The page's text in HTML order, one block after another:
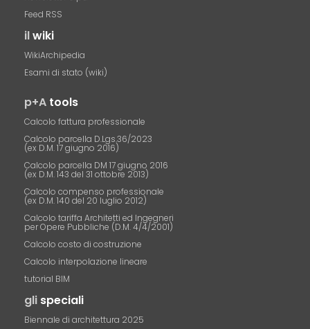
Feed RSS
ilwiki
WikiArchipedia
Esami di stato (wiki)
p+A tools
Calcolo fattura professionale
Calcolo parcella D.Lgs.36/2023
(ex D.M. 17 giugno 2016)
Calcolo parcella DM 17 giugno 2016
(ex D.M. 143 del 31 ottobre 2013)
Calcolo compenso professionale
(ex D.M. 140 del 20 luglio 2012)
Calcolo tariffa Architetti ed Ingegneri
per Opere Pubbliche (D.M. 4/4/2001)
Calcolo costo di costruzione
Calcolo interpolazione lineare
tutorial BIM
gli speciali
Biennale di architettura 2025